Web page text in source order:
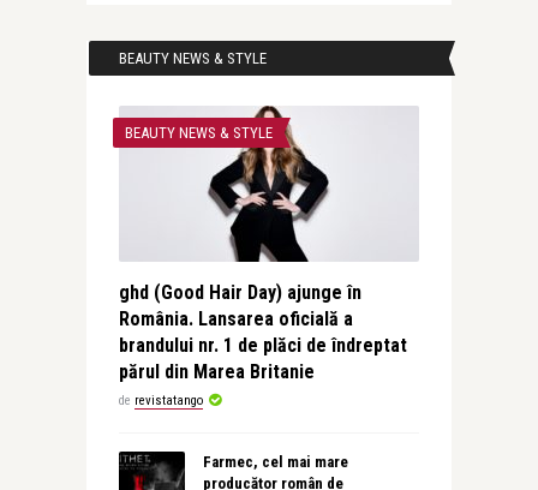
BEAUTY NEWS & STYLE
BEAUTY NEWS & STYLE
ghd (Good Hair Day) ajunge în
România. Lansarea oficială a
brandului nr. 1 de plăci de îndreptat
părul din Marea Britanie
de revistatango
Farmec, cel mai mare
producător român de